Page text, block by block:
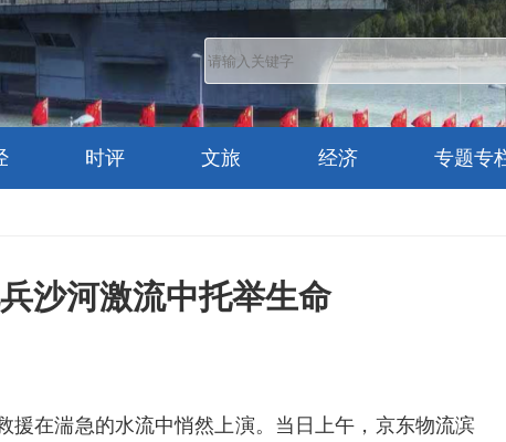
时评 文旅 经济 专题专
沙河激流中托举生命
援在湍急的水流中悄然上演。当日上午，京东物流滨